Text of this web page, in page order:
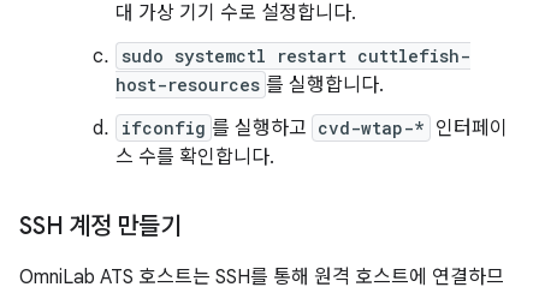
대 가상 기기 수로 설정합니다.
sudo systemctl restart cuttlefish-
host-resources 를 실행합니다.
ifconfig 를 실행하고 cvd-wtap-* 인터페이
스 수를 확인합니다.
SSH 계정 만들기
OmniLab ATS 호스트는 SSH를 통해 원격 호스트에 연결하므